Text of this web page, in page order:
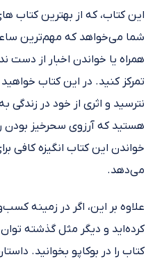
این کتاب، که از بهترین کتاب
شما می‌خواهد که مهم‌ترین
همراه یا خواندن اخبار از
تمرکز کنید. در این کتاب
نترسید و اثری از خود در زندگی
هستید که آرزوی سحرخیز بودن
خواندن این کتاب انگیزه کافی
می‌دهد.
علاوه بر این، اگر در زمینه
کرده‌اید و دیگر مثل گذشته توان
کتاب را در بوکاپو بخوانید.